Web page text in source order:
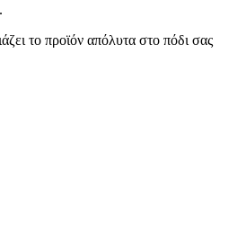
το προϊόν απόλυτα στο πόδι σας